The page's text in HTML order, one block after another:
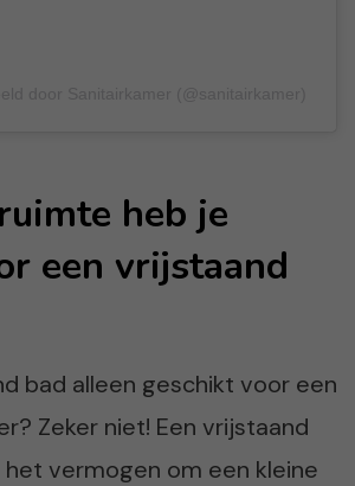
heb je
een vrijstaand
bad alleen geschikt voor een
Zeker niet! Een vrijstaand
vermogen om een kleine